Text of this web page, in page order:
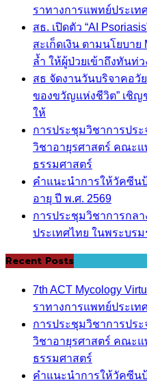
ราทางการแพทย์ประเท
สธ. เปิดตัว “AI
สะเก็ดเงิน ตามนโยบาย
ล้ำ ให้ผู้ป่วยเข้าถึงทันท่ว
สธ จัดงานวันบริจาคอวั
ของขวัญแห่งชีวิต” เชิญ
ให้
การประชุมวิชาการปร
วิชาอายุรศาสตร์ คณะ
ธรรมศาสตร์
คำแนะนำการให้วัคซีน
อายุ ปี พ.ศ. 2569
การประชุมวิชาการกล
ประเทศไทย ในพระบร
Recent Posts
7th ACT Mycology
ราทางการแพทย์ประเท
การประชุมวิชาการปร
วิชาอายุรศาสตร์ คณะ
ธรรมศาสตร์
คำแนะนำการให้วัคซีน